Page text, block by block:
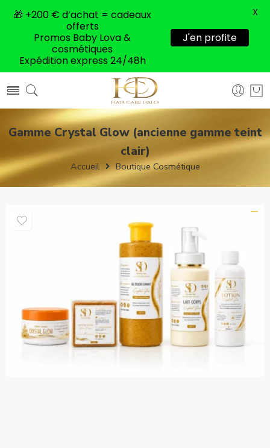
Gamme Crystal Glow (ancienne gamme teint
clair)
Accueil Boutique Cosmétique
🎁 +200 € d’achat = cadeaux
offerts
Promos Baby Lova &
cosmétiques
Expédition express 24/48h
J'en profite
X